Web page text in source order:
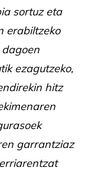
sortuz eta
erabiltzeko
ezagutzeko,
hitz
garrantziaz